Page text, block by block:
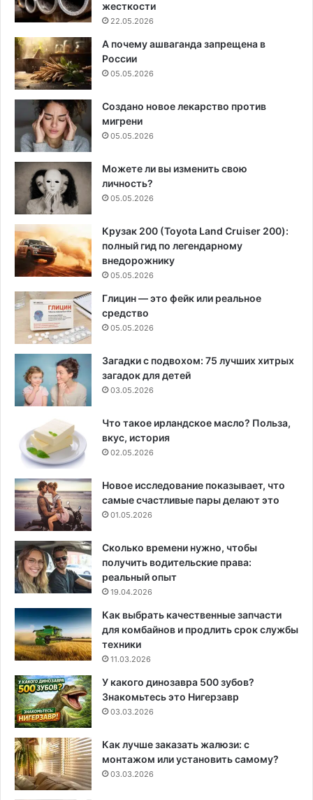
жесткости
22.05.2026
А почему ашваганда запрещена в
России
05.05.2026
Создано новое лекарство против
мигрени
05.05.2026
Можете ли вы изменить свою
личность?
05.05.2026
Крузак 200 (Toyota Land Cruiser 200):
полный гид по легендарному
внедорожнику
05.05.2026
Глицин — это фейк или реальное
средство
05.05.2026
Загадки с подвохом: 75 лучших хитрых
загадок для детей
03.05.2026
Что такое ирландское масло? Польза,
вкус, история
02.05.2026
Новое исследование показывает, что
самые счастливые пары делают это
01.05.2026
Сколько времени нужно, чтобы
получить водительские права:
реальный опыт
19.04.2026
Как выбрать качественные запчасти
для комбайнов и продлить срок службы
техники
11.03.2026
У какого динозавра 500 зубов?
Знакомьтесь это Нигерзавр
03.03.2026
Как лучше заказать жалюзи: с
монтажом или установить самому?
03.03.2026